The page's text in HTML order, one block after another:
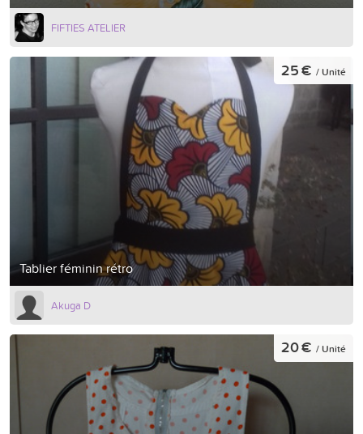
FIFTIES ATELIER
Tablier féminin rétro
25 € / Unité
Akuga D
20 € / Unité